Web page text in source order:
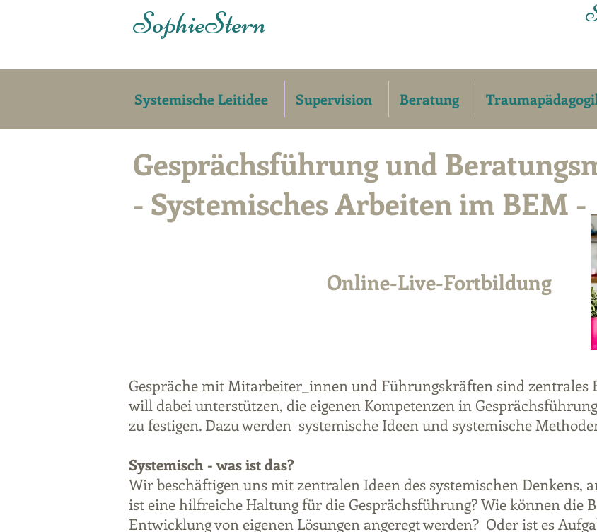
SophieStern
Systemische Leitidee Supervision Beratung
Gesprächsführung und
- Systemisches Arbeiten im BEM -
Online-Live-Fortbildung
Gespräche mit Mitarbeiter_innen und Führungskräften sind zentrales
will dabei unterstützen, die eigenen Kompetenzen in
zu festigen. Dazu werden systemische Ideen und systemische
Systemisch - was ist das?
Wir beschäftigen uns mit zentralen Ideen des systemischen Denkens,
ist eine hilfreiche Haltung für die Gesprächsführung? Wie können die
Entwicklung von eigenen Lösungen angeregt werden? Oder ist es